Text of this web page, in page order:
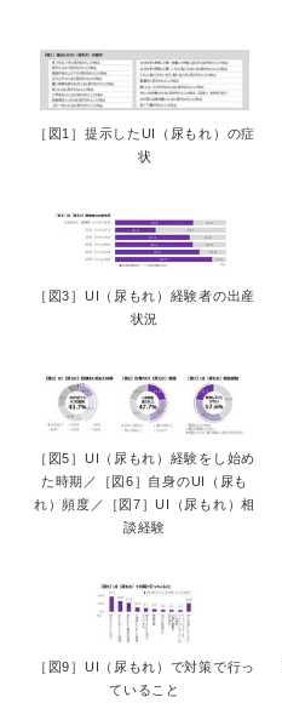
［図1］提示したUI（尿もれ）の症
状
［図3］UI（尿もれ）経験者の出産
状況
［図5］UI（尿もれ）経験をし始め
た時期／［図6］自身のUI（尿も
れ）頻度／［図7］UI（尿もれ）相
談経験
［図9］UI（尿もれ）で対策で行っ
ていること